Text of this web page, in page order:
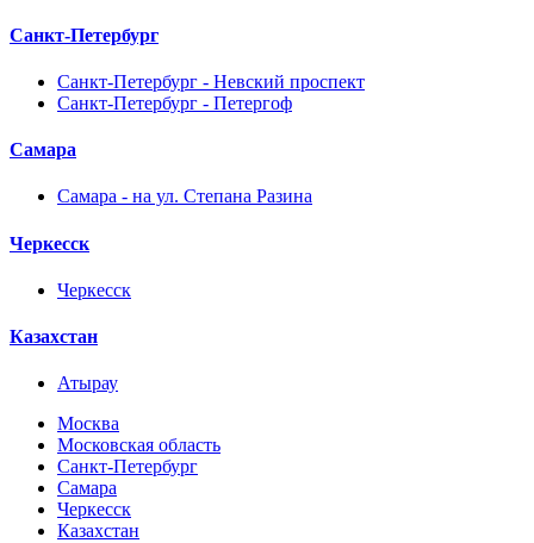
Санкт-Петербург
Санкт-Петербург - Невский проспект
Санкт-Петербург - Петергоф
Самара
Самара - на ул. Степана Разина
Черкесск
Черкесск
Казахстан
Атырау
Москва
Московская область
Санкт-Петербург
Самара
Черкесск
Казахстан